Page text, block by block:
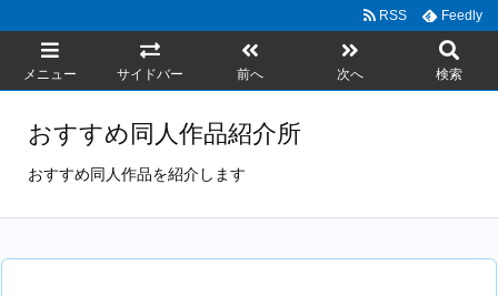
メニュー サイドバー 前へ 次へ 検索
RSS Feedly
おすすめ同人作品紹介所
おすすめ同人作品を紹介します